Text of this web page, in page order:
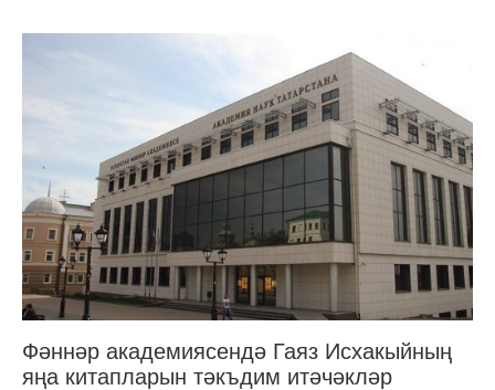
Фәннәр академиясендә Гаяз Исхакыйның
яңа китапларын тәкъдим итәчәкләр